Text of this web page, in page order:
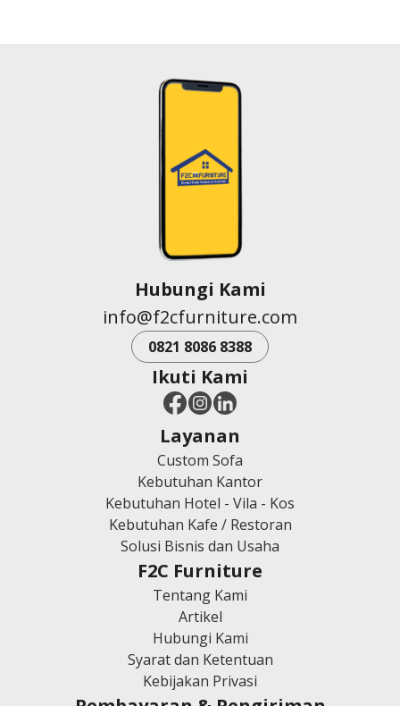
Hubungi Kami
info@f2cfurniture.com
0821 8086 8388
Ikuti Kami
Layanan
Custom Sofa
Kebutuhan Kantor
Kebutuhan Hotel - Vila - Kos
Kebutuhan Kafe / Restoran
Solusi Bisnis dan Usaha
F2C Furniture
Tentang Kami
Artikel
Hubungi Kami
Syarat dan Ketentuan
Kebijakan Privasi